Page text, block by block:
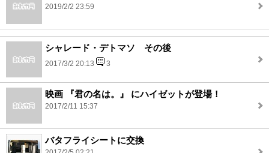
2019/2/2 23:59
シャレード・デトマソ その後
2017/3/2 20:13 3
映画 『君の名は。』 にハイゼットが登場！
2017/2/11 15:37
バタフライシートに交換